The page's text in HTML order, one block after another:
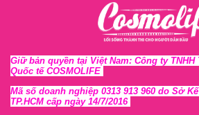
Giữ bản quyền tại Việt Nam: Công ty
Quốc tế COSMOLIFE
Mã số doanh nghiệp 0313 913 960 do Sở
TP.HCM cấp ngày 14/7/2016